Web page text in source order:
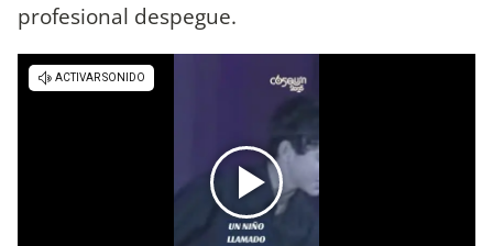
profesional despegue.